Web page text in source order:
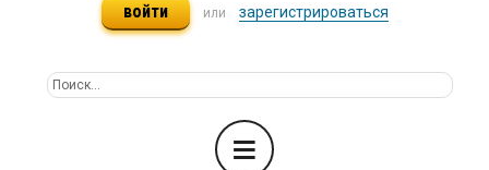
войти или зарегистрироваться